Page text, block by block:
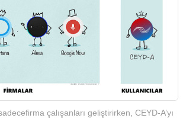
çalışanları geliştirirken, CEYD-A’yı